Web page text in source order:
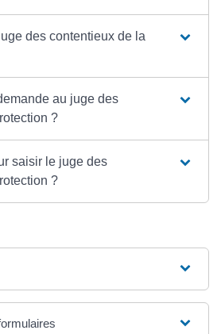
des contentieux de la
au juge des
?
saisir le juge des
?